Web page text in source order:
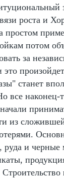
роста и
простом
потом
за
станет
все
из
руда и черные